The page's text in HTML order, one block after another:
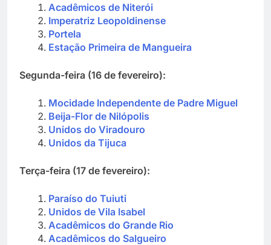
Acadêmicos de Niterói
Imperatriz Leopoldinense
Portela
Estação Primeira de Mangueira
Segunda-feira (16 de fevereiro):
Mocidade Independente de Padre Miguel
Beija-Flor de Nilópolis
Unidos do Viradouro
Unidos da Tijuca
Terça-feira (17 de fevereiro):
Paraíso do Tuiuti
Unidos de Vila Isabel
Acadêmicos do Grande Rio
Acadêmicos do Salgueiro